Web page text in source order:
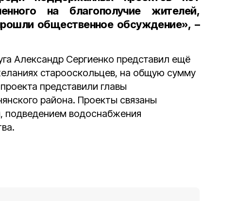
на благополучие жителей,
общественное обсуждение», –
Александр Сергиенко представил ещё
старооскольцев, на общую сумму
представили главы
района. Проекты связаны
подведением водоснабжения